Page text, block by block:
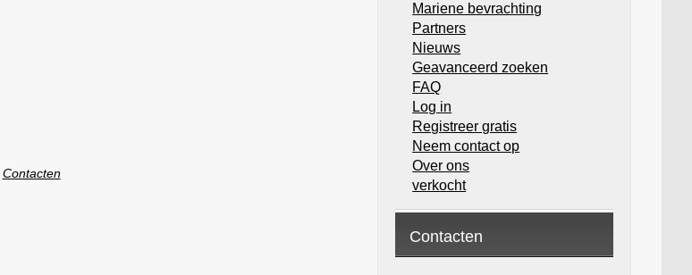
Contacten
Mariene bevrachting
Partners
Nieuws
Geavanceerd zoeken
FAQ
Log in
Registreer gratis
Neem contact op
Over ons
verkocht
Contacten